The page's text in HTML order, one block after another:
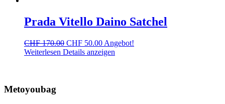
Prada Vitello Daino Satchel
CHF170.00 CHF 50.00 Angebot!
Weiterlesen Details anzeigen
Metoyoubag